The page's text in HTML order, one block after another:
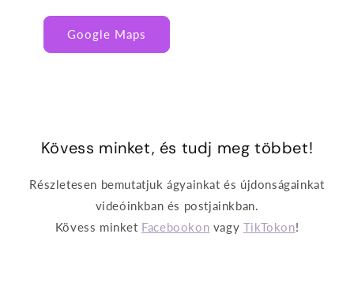
Google Maps
Kövess minket, és tudj meg többet!
Részletesen bemutatjuk ágyainkat és újdonságainkat
videóinkban és postjainkban.
Kövess minket Facebookon vagy TikTokon!